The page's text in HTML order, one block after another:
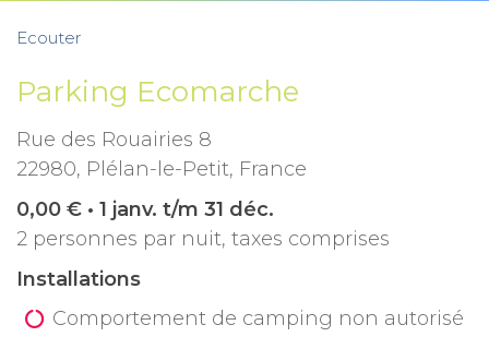
Ecouter
Parking Ecomarche
Rue des Rouairies 8
22980, Plélan-le-Petit, France
0,00 € • 1 janv. t/m 31 déc.
2 personnes par nuit, taxes comprises
Installations
Comportement de camping non autorisé